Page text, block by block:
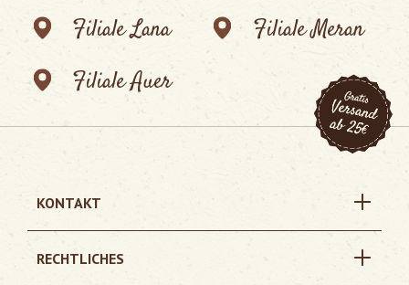
Filiale Lana
Filiale Meran
Filiale Auer
KONTAKT
RECHTLICHES